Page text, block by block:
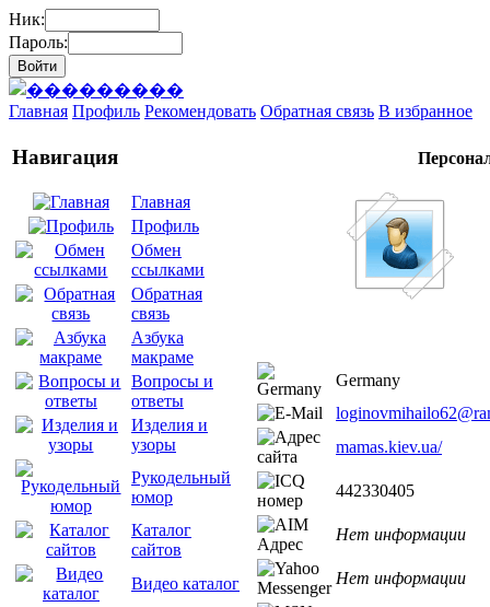
Ник:
Пароль:
Главная Профиль Рекомендовать Обратная связь В избранное
Навигация
Главная
Профиль
Обмен
ссылками
Обратная
связь
Азбука
макраме
Вопросы и
ответы
Изделия и
узоры
Рукодельный
юмор
Каталог
сайтов
Видео каталог
Germany
mamas.kiev.ua/
442330405
Нет информации
Нет информации